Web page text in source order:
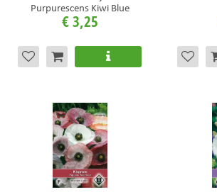
Purpurescens Kiwi Blue
€3,25